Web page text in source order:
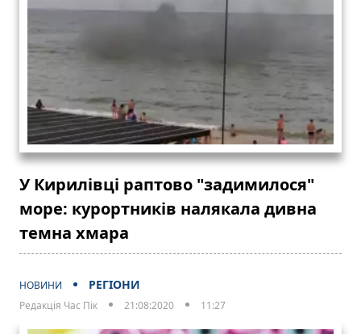
У Кирилівці раптово "задимилося"
море: курортників налякала дивна
темна хмара
НОВИНИ РЕГІОНИ
Редакція Час Пік 21:08:2020 11:27